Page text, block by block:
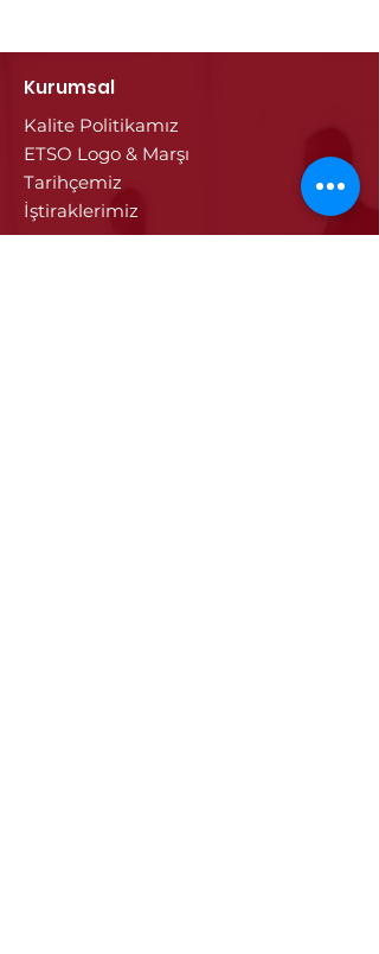
Kurumsal
Kalite Politikamız
ETSO Logo & Marşı
Tarihçemiz
İştiraklerimiz